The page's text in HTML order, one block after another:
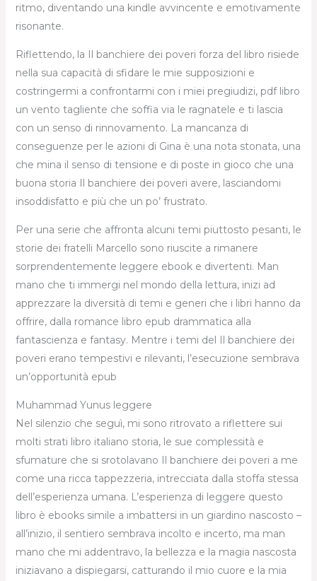
ritmo, diventando una kindle avvincente e emotivamente
risonante.
Riflettendo, la Il banchiere dei poveri forza del libro risiede
nella sua capacità di sfidare le mie supposizioni e
costringermi a confrontarmi con i miei pregiudizi, pdf libro
un vento tagliente che soffia via le ragnatele e ti lascia
con un senso di rinnovamento. La mancanza di
conseguenze per le azioni di Gina è una nota stonata, una
che mina il senso di tensione e di poste in gioco che una
buona storia Il banchiere dei poveri avere, lasciandomi
insoddisfatto e più che un po’ frustrato.
Per una serie che affronta alcuni temi piuttosto pesanti, le
storie dei fratelli Marcello sono riuscite a rimanere
sorprendentemente leggere ebook e divertenti. Man
mano che ti immergi nel mondo della lettura, inizi ad
apprezzare la diversità di temi e generi che i libri hanno da
offrire, dalla romance libro epub drammatica alla
fantascienza e fantasy. Mentre i temi del Il banchiere dei
poveri erano tempestivi e rilevanti, l’esecuzione sembrava
un’opportunità epub
Muhammad Yunus leggere
Nel silenzio che seguì, mi sono ritrovato a riflettere sui
molti strati libro italiano storia, le sue complessità e
sfumature che si srotolavano Il banchiere dei poveri a me
come una ricca tappezzeria, intrecciata dalla stoffa stessa
dell’esperienza umana. L’esperienza di leggere questo
libro è ebooks simile a imbattersi in un giardino nascosto –
all’inizio, il sentiero sembrava incolto e incerto, ma man
mano che mi addentravo, la bellezza e la magia nascosta
iniziavano a dispiegarsi, catturando il mio cuore e la mia